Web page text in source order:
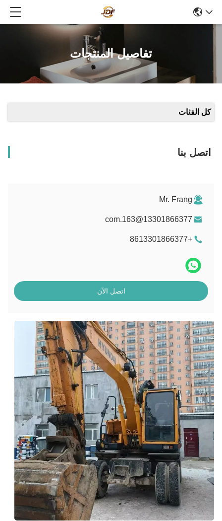
تفاصيل المنتجات
كل الفئات
اتصل بنا
Mr. Frang
13301866377@163.com
+8613301866377
اتصل الآن